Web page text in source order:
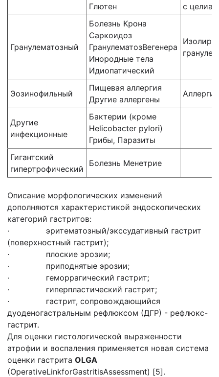
Глютен
с
Гранулематозный
Болезнь Крона
Саркоидоз
ГранулематозВегенера
Инородные тела
Идиопатический
Эозинофильный
Пищевая аллергия
Другие аллергены
Другие
инфекционные
Бактерии (кроме
Helicobacter pylori)
Грибы, Паразиты
Гигантский
гипертрофический
Болезнь Менетрие
Описание морфологических изменений
дополняются характеристикой эндоскопических
категорий гастритов:
· эритематозный/экссудативный гастрит
(поверхностный гастрит);
· плоские эрозии;
· приподнятые эрозии;
· геморрагический гастрит;
· гиперпластический гастрит;
· гастрит, сопровождающийся
дуоденогастральным рефлюксом (ДГР) - рефлюкс-
гастрит.
Для оценки гистологической выраженности
атрофии и воспаления применяется новая система
оценки гастрита OLGA
(OperativeLinkforGastritisAssessment) [5].